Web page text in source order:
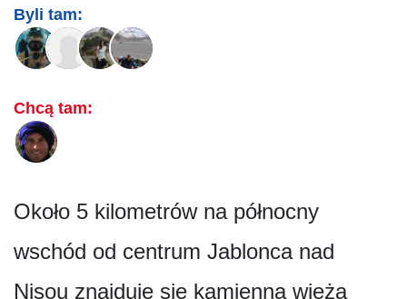
Byli tam:
Chcą tam:
Około 5 kilometrów na północny
wschód od centrum Jablonca nad
Nisou znajduje się kamienna wieża